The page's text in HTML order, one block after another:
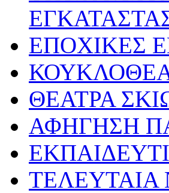
ΕΠΟΧΙΚΕΣ
ΘΕΑΤΡΑ
ΑΦΗΓΗΣΗ
ΤΕΛΕΥΤΑΙΑ